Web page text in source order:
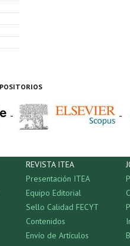
- -
REVISTA ITEA
Presentación ITEA
Equipo Editorial
Sello Calidad FECYT
Contenidos
Envío de Artículos